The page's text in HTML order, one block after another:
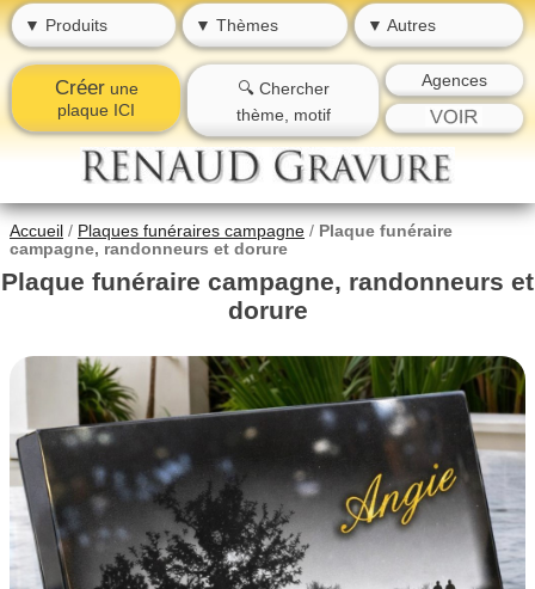
▼ Produits ▼ Thèmes ▼ Autres
Créerune
plaque ICI
🔍 Chercher
thème, motif
Agences
Accueil / Plaques funéraires campagne / Plaque funéraire
campagne, randonneurs et dorure
Plaque funéraire campagne, randonneurs et
dorure